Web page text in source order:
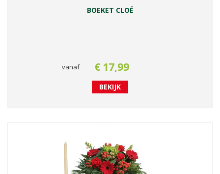
BOEKET CLOÉ
vanaf € 17,99
BEKIJK